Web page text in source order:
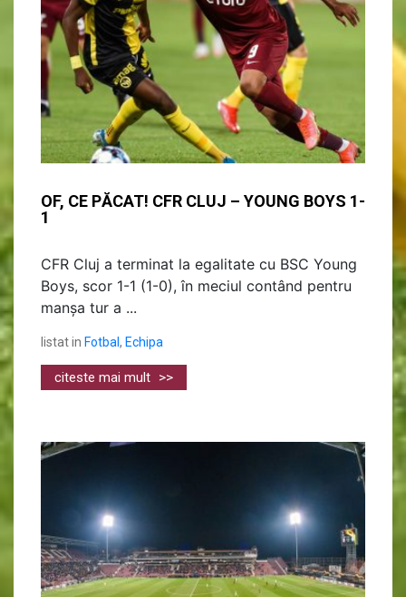
OF, CE PĂCAT! CFR CLUJ – YOUNG BOYS 1-
1
CFR Cluj a terminat la egalitate cu BSC Young
Boys, scor 1-1 (1-0), în meciul contând pentru
manșa tur a ...
listat in Fotbal, Echipa
citeste mai mult >>